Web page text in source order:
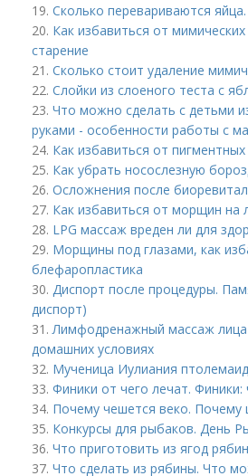
19. Сколько перевариваются
20. Как избавиться от
старение
21. Сколько стоит удаление
22. Слойки из слоеного теста с
23. Что можно сделать с детьми
руками - особенности работы с
24. Как избавиться от
25. Как убрать носослезную
26. Осложнения после
27. Как избавиться от морщин на
28. LPG массаж вреден ли для
29. Морщины под глазами, как
блефаропластика
30. Диспорт после процедуры.
диспорт)
31.Лимфодренажный массаж
домашних условиях
32. Мученица Иулиания
33. Финики от чего лечат. Финики:
34. Почему чешется веко. Почему
35. Конкурсы для рыбаков. День
36. Что приготовить из ягод
37. Что сделать из рябины. Что